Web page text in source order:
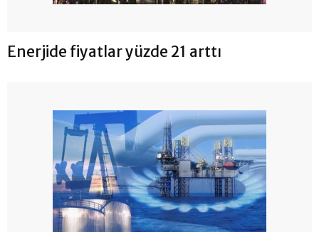
Enerjide fiyatlar yüzde 21 arttı